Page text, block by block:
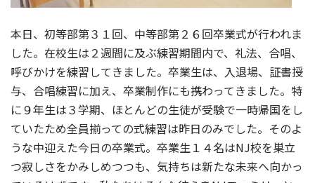
本日、初等部第３１回、中等部第２６回卒業式が行われま
した。在校生は２週間に及ぶ練習期間内で、礼法、合唱、
呼びかけを練習してきました。卒業生は、入退場、証書授
与、合唱練習に加え、卒業制作にも携わってきました。特
に９年生は３学期、ほとんどの生徒が受験で一時帰国をし
ていたため全員揃っての式練習は昨日のみでした。そのよ
うな中迎えた今日の卒業式。卒業生１４名はNJ校を巣立
つ寂しさをかみしめつつも、気持ちは新たな未来へ向かっ